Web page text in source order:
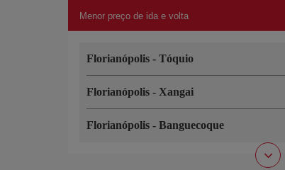
Menor preço de ida e volta
Florianópolis - Tóquio
Florianópolis - Xangai
Florianópolis - Banguecoque